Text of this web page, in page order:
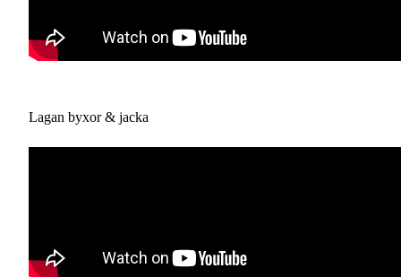
Lagan byxor & jacka